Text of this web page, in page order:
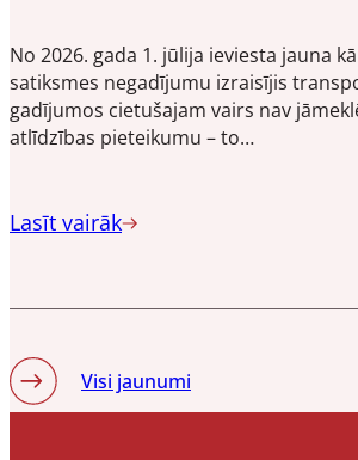
No 2026. gada 1. jūlija ieviesta jauna
satiksmes negadījumu izraisījis
gadījumos cietušajam vairs nav
atlīdzības pieteikumu – to…
Lasīt vairāk
Visi jaunumi